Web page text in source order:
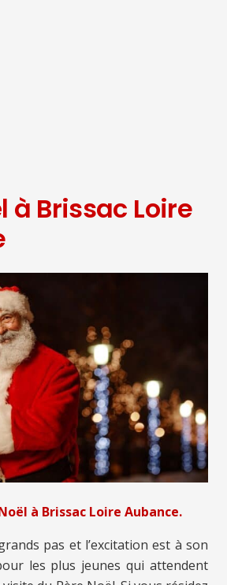
à Brissac Loire
à Brissac Loire Aubance.
pas et l’excitation est à son
les plus jeunes qui attendent